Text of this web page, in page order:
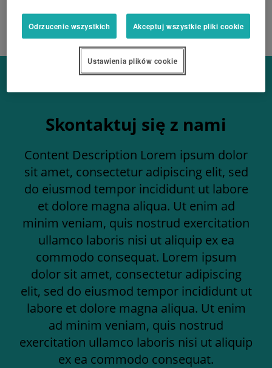
Skontaktuj się z nami
Content Description Lorem ipsum dolor
sit amet, consectetur adipiscing elit, sed
do eiusmod tempor incididunt ut labore
et dolore magna aliqua. Ut enim ad
minim veniam, quis nostrud exercitation
ullamco laboris nisi ut aliquip ex ea
commodo consequat. Lorem ipsum
dolor sit amet, consectetur adipiscing
elit, sed do eiusmod tempor incididunt ut
labore et dolore magna aliqua. Ut enim
ad minim veniam, quis nostrud
exercitation ullamco laboris nisi ut aliquip
ex ea commodo consequat.
Odrzucenie wszystkich Akceptuj wszystkie pliki cookie
Ustawienia plików cookie